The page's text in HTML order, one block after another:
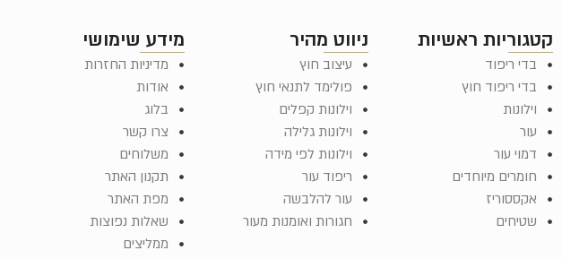
קטגוריות ראשיות
בדי ריפוד
בדי ריפוד חוץ
וילונות
עור
דמוי עור
חומרים מיוחדים
אקססוריז
שטיחים
ניווט מהיר
עיצוב חוץ
פולימד לתנאי חוץ
וילונות קפלים
וילונות גלילה
וילונות לפי מידה
ריפוד עור
עור להלבשה
חגורות ואומנות מעור
מידע שימושי
מדיניות החזרות
אודות
בלוג
צרו קשר
משלוחים
תקנון האתר
מפת האתר
שאלות נפוצות
ממליצים